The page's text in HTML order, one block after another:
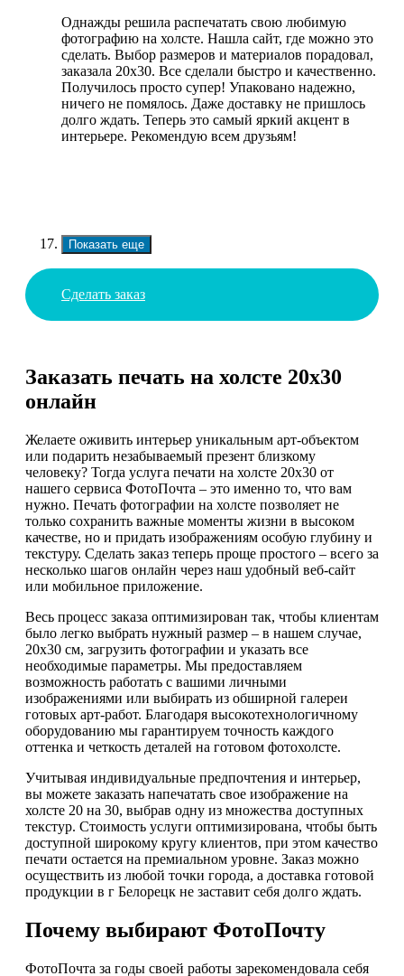
Однажды решила распечатать свою любимую
фотографию на холсте. Нашла сайт, где можно это
сделать. Выбор размеров и материалов порадовал,
заказала 20х30. Все сделали быстро и качественно.
Получилось просто супер! Упаковано надежно,
ничего не помялось. Даже доставку не пришлось
долго ждать. Теперь это самый яркий акцент в
интерьере. Рекомендую всем друзьям!
Показать еще
Сделать заказ
Заказать печать на холсте 20х30
онлайн
Желаете оживить интерьер уникальным арт-объектом
или подарить незабываемый презент близкому
человеку? Тогда услуга печати на холсте 20х30 от
нашего сервиса ФотоПочта – это именно то, что вам
нужно. Печать фотографии на холсте позволяет не
только сохранить важные моменты жизни в высоком
качестве, но и придать изображениям особую глубину и
текстуру. Сделать заказ теперь проще простого – всего за
несколько шагов онлайн через наш удобный веб-сайт
или мобильное приложение.
Весь процесс заказа оптимизирован так, чтобы клиентам
было легко выбрать нужный размер – в нашем случае,
20х30 см, загрузить фотографии и указать все
необходимые параметры. Мы предоставляем
возможность работать с вашими личными
изображениями или выбирать из обширной галереи
готовых арт-работ. Благодаря высокотехнологичному
оборудованию мы гарантируем точность каждого
оттенка и четкость деталей на готовом фотохолсте.
Учитывая индивидуальные предпочтения и интерьер,
вы можете заказать напечатать свое изображение на
холсте 20 на 30, выбрав одну из множества доступных
текстур. Стоимость услуги оптимизирована, чтобы быть
доступной широкому кругу клиентов, при этом качество
печати остается на премиальном уровне. Заказ можно
осуществить из любой точки города, а доставка готовой
продукции в г Белорецк не заставит себя долго ждать.
Почему выбирают ФотоПочту
ФотоПочта за годы своей работы зарекомендовала себя